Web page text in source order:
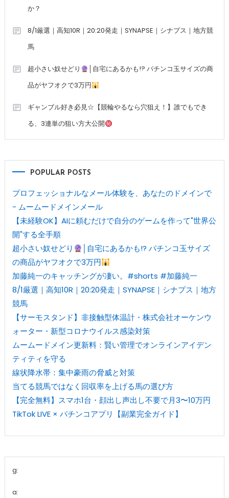
か？
8/1厳選｜高知10R｜20:20発走｜SYNAPSE｜シナプス｜地方競
馬
超小さい奴せどり
│自宅にあるかも!? パチンコ玉サイズの商
品がヤフオクで3万円
ギャンブル好き必見☆【競輪やるなら穴狙え！】誰でもでき
る、3連単の狙い方大公開
POPULAR POSTS
プロフェッショナルなメール体験を、あなたのドメインで
- ムームードメインメール
【未経験OK】AIに頼むだけで自分のゲームを作って"世界公
開"する全手順
超小さい奴せどり
│自宅にあるかも!? パチンコ玉サイズ
の商品がヤフオクで3万円
加藤純一のキャッチングが凄い。#shorts #加藤純一
8/1厳選｜高知10R｜20:20発走｜SYNAPSE｜シナプス｜地方
競馬
【サーモスタンド】非接触型体温計・株式会社オーケンウ
ォーター・新型コロナウイルス感染対策
ムームードメイン更新料：賢い管理でオンラインアイデン
ティティを守る
線状降水帯：集中豪雨の脅威と対策
当てる競馬ではなく回収率を上げる馬の選び方
【完全無料】スマホ1台・顔出し声出し不要で月3〜10万円
TikTok LIVE × パチンコアプリ【副業完全ガイド】
g:
a: